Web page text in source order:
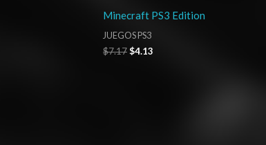
Minecraft PS3 Edition
JUEGOS PS3
$7.17$4.13